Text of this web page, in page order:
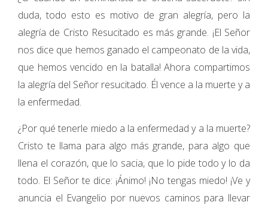
duda, todo esto es motivo de gran alegría, pero la
alegría de Cristo Resucitado es más grande. ¡El Señor
nos dice que hemos ganado el campeonato de la vida,
que hemos vencido en la batalla! Ahora compartimos
la alegría del Señor resucitado. Él vence a la muerte y a
la enfermedad.
¿Por qué tenerle miedo a la enfermedad y a la muerte?
Cristo te llama para algo más grande, para algo que
llena el corazón, que lo sacia, que lo pide todo y lo da
todo. El Señor te dice: ¡Ánimo! ¡No tengas miedo! ¡Ve y
anuncia el Evangelio por nuevos caminos para llevar